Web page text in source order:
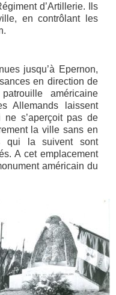
d’Artillerie. Ils
en contrôlant les
jusqu’à Epernon,
en direction de
américaine
Allemands laissent
s’aperçoit pas de
la ville sans en
qui la suivent sont
A cet emplacement
américain du